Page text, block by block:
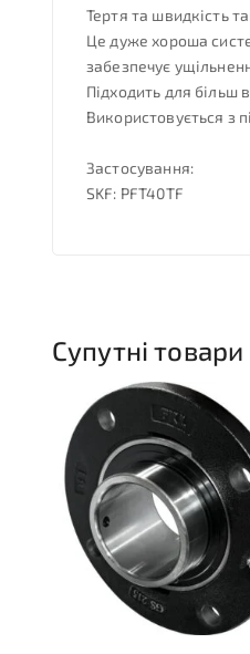
Тертя та швидкість
Це дуже хороша
забезпечує
Підходить для більш
Використовується з
Застосування:
SKF: PFT40TF
Супутні товари